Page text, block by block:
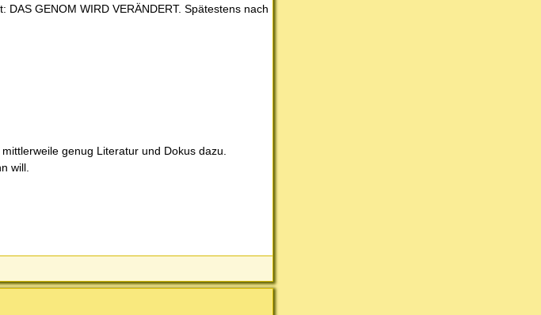
GENOM WIRD VERÄNDERT. Spätestens nach
genug Literatur und Dokus dazu.
will.